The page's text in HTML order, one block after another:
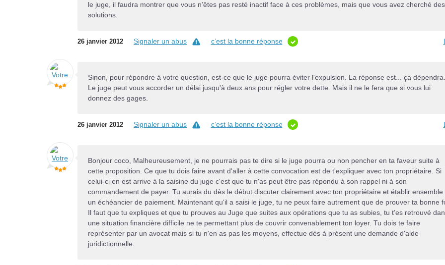
le juge, il faudra montrer que vous n'êtes pas resté inactif face à ces problèmes, mais que vous avez cherché des
solutions.
26 janvier 2012 Signaler un abus c’est la bonne réponse
Sinon, pour répondre à votre question, est-ce que le juge pourra éviter l'expulsion. La réponse est... ça dépendra.
Le juge peut vous accorder un délai jusqu'à deux ans pour régler votre dette. Mais il ne le fera que si vous lui
donnez des gages.
26 janvier 2012 Signaler un abus c’est la bonne réponse
Bonjour coco, Malheureusement, je ne pourrais pas te dire si le juge pourra ou non pencher en ta faveur suite à
cette proposition. Ce que tu dois faire avant d'aller à cette convocation est de t'expliquer avec ton propriétaire. Si
celui-ci en est arrive à la saisine du juge c'est que tu n'as peut être pas répondu à son rappel ni à son
commandement de payer. Tu aurais du dès le début discuter clairement avec ton propriétaire et établir ensemble
un échéancier de paiement. Maintenant qu'il a saisi le juge, tu ne peux faire autrement que de prouver ta bonne
Il faut que tu expliques et que tu prouves au Juge que suites aux opérations que tu as subies, tu t’es retrouvé
une situation financière difficile ne te permettant plus de couvrir convenablement ton loyer. Tu dois te faire
représenter par un avocat mais si tu n'en as pas les moyens, effectue dès à présent une demande d'aide
juridictionnelle.